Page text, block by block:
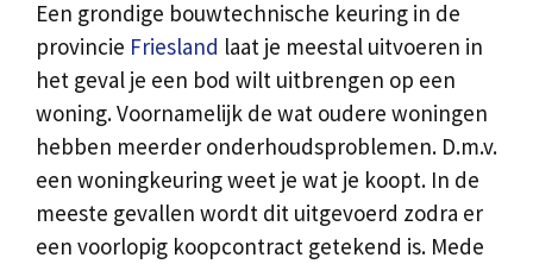
Een grondige bouwtechnische keuring in de
provincie Friesland laat je meestal uitvoeren in
het geval je een bod wilt uitbrengen op een
woning. Voornamelijk de wat oudere woningen
hebben meerder onderhoudsproblemen. D.m.v.
een woningkeuring weet je wat je koopt. In de
meeste gevallen wordt dit uitgevoerd zodra er
een voorlopig koopcontract getekend is. Mede